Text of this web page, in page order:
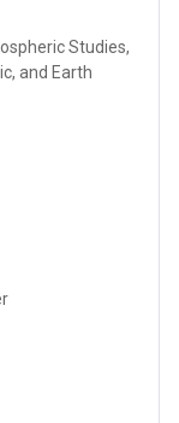
Studies,
and Earth